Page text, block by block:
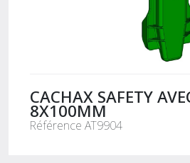
CACHAX SAFETY
8X100MM
Référence AT9904